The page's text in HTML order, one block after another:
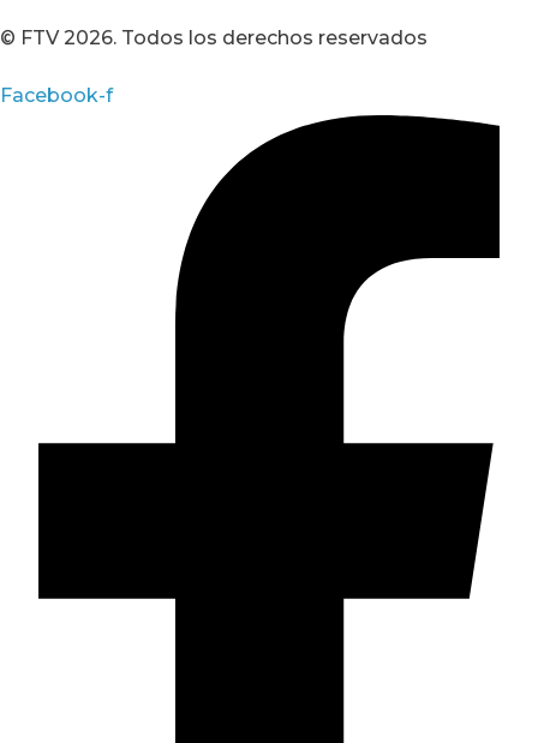
© FTV 2026. Todos los derechos reservados
Facebook-f